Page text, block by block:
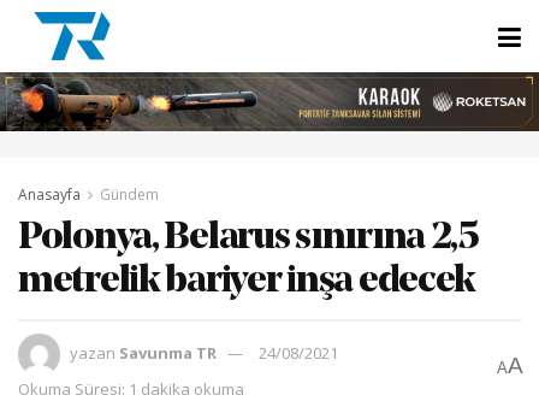
Anasayfa Gündem
Polonya, Belarus sınırına 2,5
metrelik bariyer inşa edecek
yazan Savunma TR
24/08/2021
Okuma Süresi: 1 dakika okuma
AA